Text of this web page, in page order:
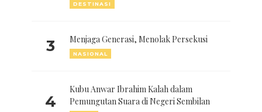
DESTINASI
3 Menjaga Generasi, Menolak Persekusi
NASIONAL
4
Kubu Anwar Ibrahim Kalah dalam
Pemungutan Suara di Negeri Sembilan